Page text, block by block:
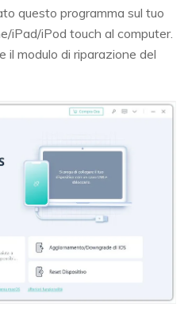
questo programma sul tuo
iPad/iPod touch al computer.
il modulo di riparazione del